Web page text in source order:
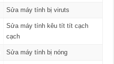
Sửa máy tính bị viruts
Sửa máy tính kêu tít tít cạch
cạch
Sửa máy tính bị nóng